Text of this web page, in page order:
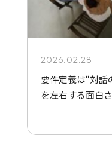
2026.02.28
要件定義は“対話
を左右する面白